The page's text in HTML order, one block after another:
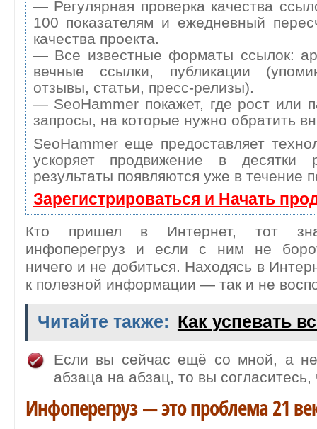
— Регулярная проверка качества
100 показателям и ежедневный
качества проекта.
— Все известные форматы ссылок:
вечные ссылки, публикации
отзывы, статьи, пресс-релизы).
— SeoHammer покажет, где рост или
запросы, на которые нужно обратить
SeoHammer еще предоставляет
ускоряет продвижение в
результаты появляются уже в течение
Зарегистрироваться и Начать
Кто пришел в Интернет, тот
инфоперегруз и если с ним не
ничего и не добиться. Находясь в
к полезной информации — так и не
Читайте также: Как успевать
Если вы сейчас ещё со мной, а не
абзаца на абзац, то вы согласитесь,
Инфоперегруз — это проблема 21